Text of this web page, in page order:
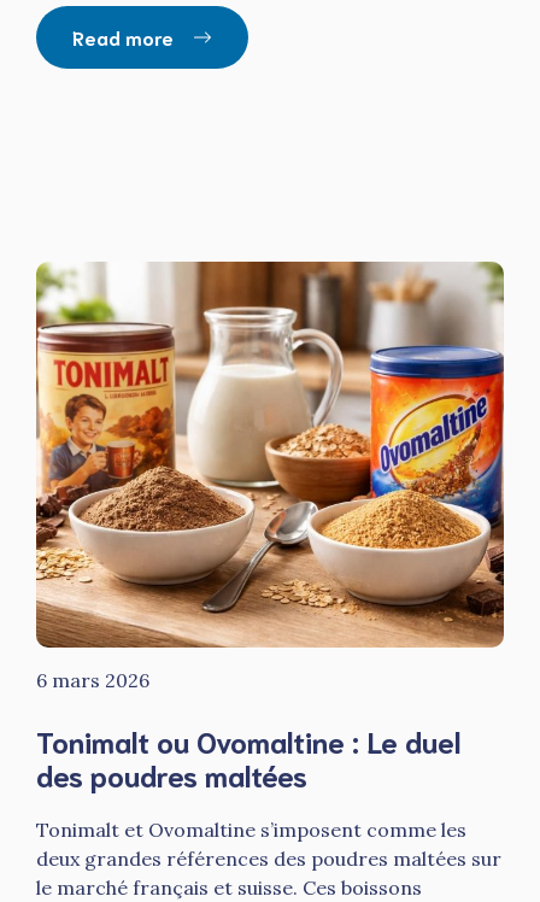
Read more
6 mars 2026
Tonimalt ou Ovomaltine : Le duel
des poudres maltées
Tonimalt et Ovomaltine s’imposent comme les
deux grandes références des poudres maltées sur
le marché français et suisse. Ces boissons